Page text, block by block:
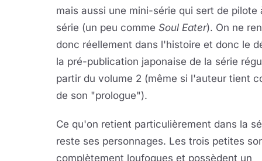
mais aussi une mini-série qui sert de pilote
série (un peu comme Soul Eater). On ne
donc réellement dans l'histoire et donc le
la pré-publication japonaise de la série
partir du volume 2 (même si l'auteur tient
de son "prologue").
Ce qu'on retient particulièrement dans la
reste ses personnages. Les trois petites
complètement loufoques et possèdent un